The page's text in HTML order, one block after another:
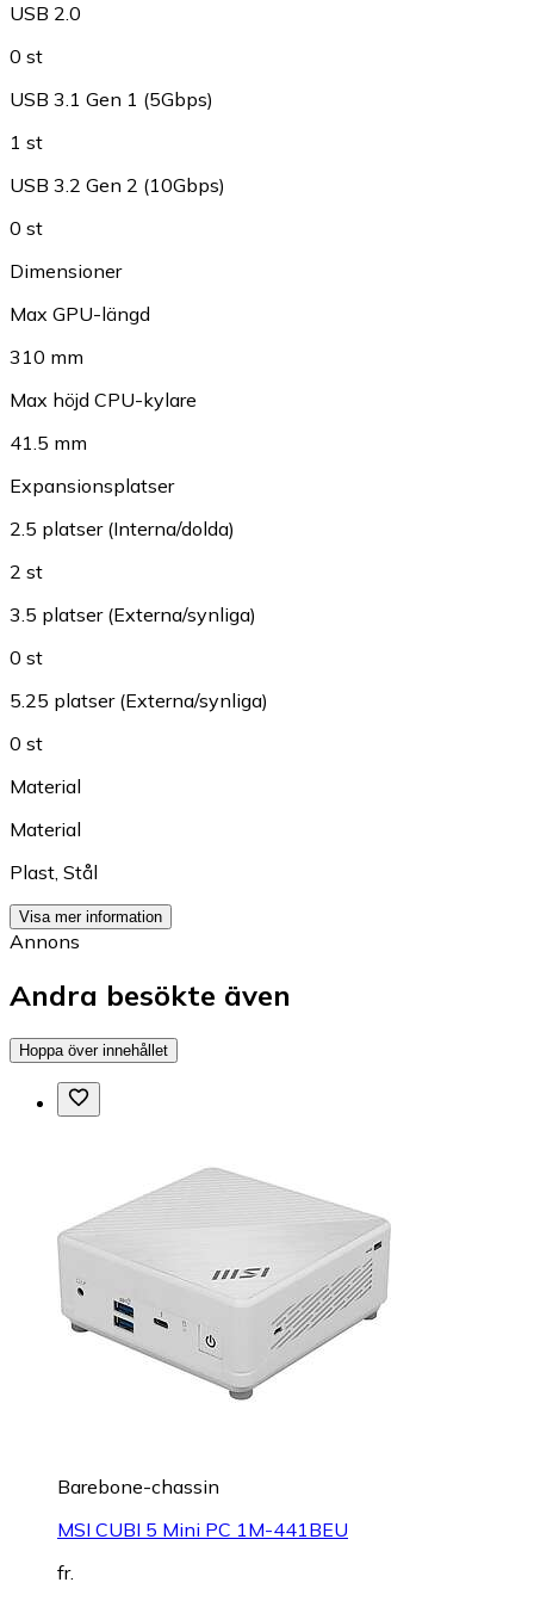
USB 2.0
0 st
USB 3.1 Gen 1 (5Gbps)
1 st
USB 3.2 Gen 2 (10Gbps)
0 st
Dimensioner
Max GPU-längd
310 mm
Max höjd CPU-kylare
41.5 mm
Expansionsplatser
2.5 platser (Interna/dolda)
2 st
3.5 platser (Externa/synliga)
0 st
5.25 platser (Externa/synliga)
0 st
Material
Material
Plast, Stål
Visa mer information
Annons
Andra besökte även
Hoppa över innehållet
Barebone-chassin
MSI CUBI 5 Mini PC 1M-441BEU
fr.